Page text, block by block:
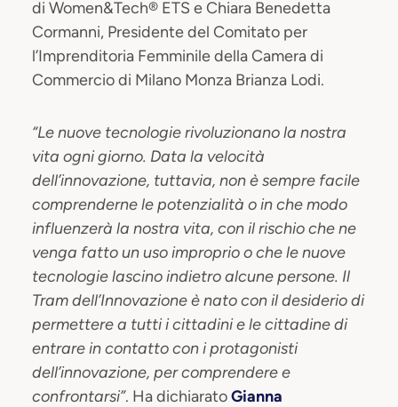
di Women&Tech® ETS e Chiara Benedetta
Cormanni, Presidente del Comitato per
l’Imprenditoria Femminile della Camera di
Commercio di Milano Monza Brianza Lodi.
“Le nuove tecnologie rivoluzionano la nostra
vita ogni giorno. Data la velocità
dell’innovazione, tuttavia, non è sempre facile
comprenderne le potenzialità o in che modo
influenzerà la nostra vita, con il rischio che ne
venga fatto un uso improprio o che le nuove
tecnologie lascino indietro alcune persone. Il
Tram dell’Innovazione è nato con il desiderio di
permettere a tutti i cittadini e le cittadine di
entrare in contatto con i protagonisti
dell’innovazione, per comprendere e
confrontarsi”. Ha dichiaratoGianna